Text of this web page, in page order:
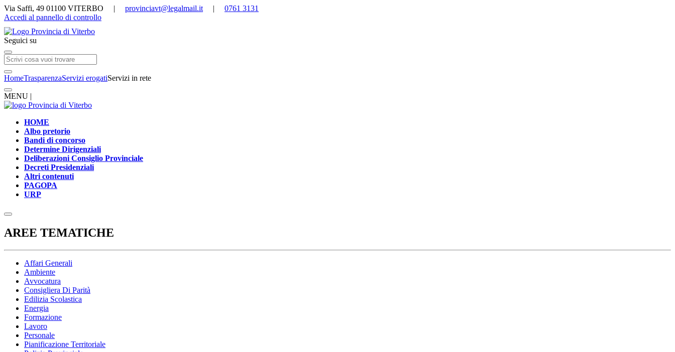
Via Saffi, 49 01100 VITERBO | provinciavt@legalmail.it | 0761 3131
Accedi al pannello di controllo
Seguici su
HomeTrasparenzaServizi erogatiServizi in rete
MENU |
HOME
Albo pretorio
Bandi di concorso
Determine Dirigenziali
Deliberazioni Consiglio Provinciale
Decreti Presidenziali
Altri contenuti
PAGOPA
URP
AREE TEMATICHE
Affari Generali
Ambiente
Avvocatura
Consigliera Di Parità
Edilizia Scolastica
Energia
Formazione
Lavoro
Personale
Pianificazione Territoriale